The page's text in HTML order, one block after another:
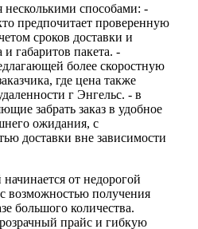
несколькими способами: -
предпочитает проверенную
сроков доставки и
и габаритов пакета. -
более скоростную
где цена также
г Энгельс. - в
забрать заказ в удобное
ожидания, с
доставки вне зависимости
от недорогой
возможностью получения
большого количества.
прайс и гибкую